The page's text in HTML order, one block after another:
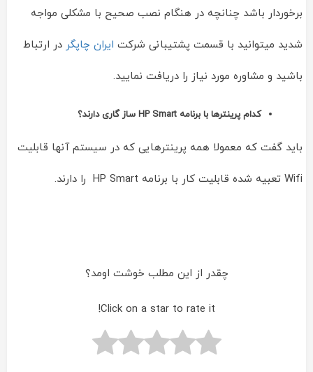
برخوردار باشد چنانچه در هنگام نصب صحیح با مشکلی مواجه
شدید میتوانید با قسمت پشتیبانی شرکت ایران چاپگر در ارتباط
باشید و مشاوره مورد نیاز را دریافت نمایید.
کدام پرینترها با برنامه HP Smart ساز گاری دارند؟
باید گفت که معمولا همه پرینترهایی که در سیستم آنها قابلیت
Wifi تعبیه شده قابلیت کار با برنامه HP Smart را دارند.
چقدر از این مطلب خوشت اومد؟
Click on a star to rate it!